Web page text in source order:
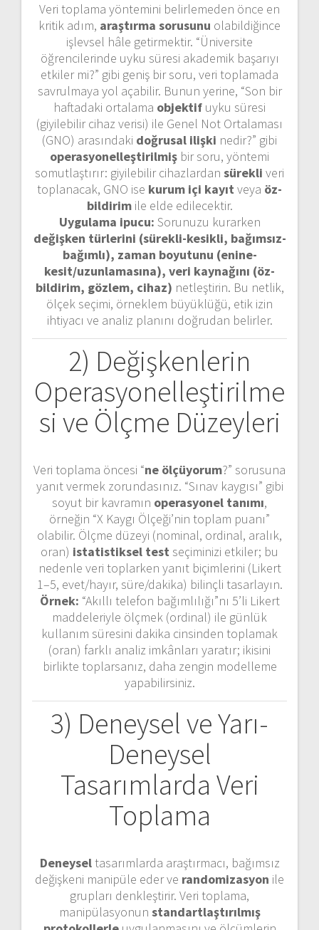
Veri toplama yöntemini belirlemeden önce en
kritik adım, araştırma sorusunu olabildiğince
işlevsel hâle getirmektir. “Üniversite
öğrencilerinde uyku süresi akademik başarıyı
etkiler mi?” gibi geniş bir soru, veri toplamada
savrulmaya yol açabilir. Bunun yerine, “Son bir
haftadaki ortalama objektif uyku süresi
(giyilebilir cihaz verisi) ile Genel Not Ortalaması
(GNO) arasındaki doğrusal ilişki nedir?” gibi
operasyonelleştirilmiş bir soru, yöntemi
somutlaştırır: giyilebilir cihazlardan sürekli veri
toplanacak, GNO ise kurum içi kayıt veya öz-
bildirimile elde edilecektir.
Uygulama ipucu: Sorunuzu kurarken
değişken türlerini (sürekli-kesikli, bağımsız-
bağımlı), zaman boyutunu (enine-
kesit/uzunlamasına), veri kaynağını (öz-
bildirim, gözlem, cihaz) netleştirin. Bu netlik,
ölçek seçimi, örneklem büyüklüğü, etik izin
ihtiyacı ve analiz planını doğrudan belirler.
2) Değişkenlerin
Operasyonelleştirilme
si ve Ölçme Düzeyleri
Veri toplama öncesi “ne ölçüyorum?” sorusuna
yanıt vermek zorundasınız. “Sınav kaygısı” gibi
soyut bir kavramın operasyonel tanımı,
örneğin “X Kaygı Ölçeği’nin toplam puanı”
olabilir. Ölçme düzeyi (nominal, ordinal, aralık,
oran) istatistiksel test seçiminizi etkiler; bu
nedenle veri toplarken yanıt biçimlerini (Likert
1–5, evet/hayır, süre/dakika) bilinçli tasarlayın.
Örnek: “Akıllı telefon bağımlılığı”nı 5’li Likert
maddeleriyle ölçmek (ordinal) ile günlük
kullanım süresini dakika cinsinden toplamak
(oran) farklı analiz imkânları yaratır; ikisini
birlikte toplarsanız, daha zengin modelleme
yapabilirsiniz.
3) Deneysel ve Yarı-
Deneysel
Tasarımlarda Veri
Toplama
Deneyseltasarımlarda araştırmacı, bağımsız
değişkeni manipüle eder ve randomizasyon ile
grupları denkleştirir. Veri toplama,
manipülasyonun standartlaştırılmış